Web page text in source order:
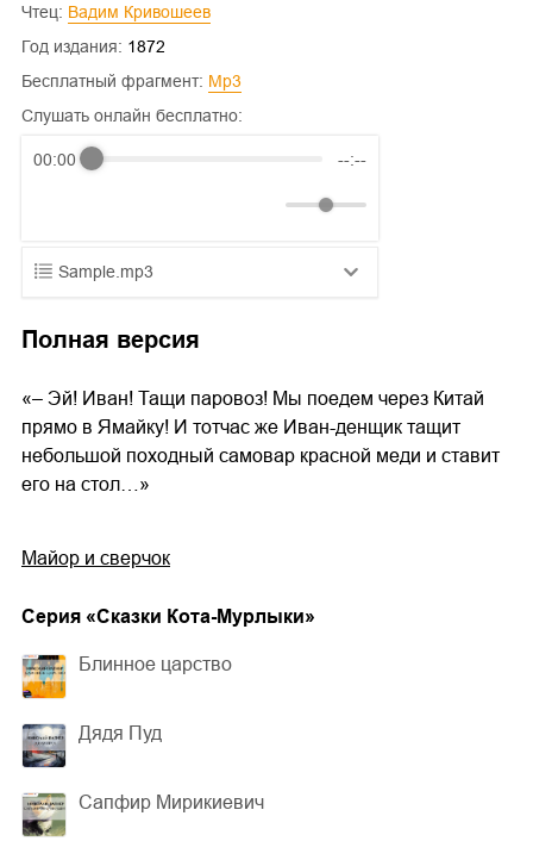
Чтец:
Вадим Кривошеев
Год издания: 1872
Бесплатный фрагмент:
mp3
Слушать онлайн бесплатно:
00:00 --:--
Sample.mp3
03.mp3 14:00
Полная версия
«– Эй! Иван! Тащи паровоз! Мы поедем через Китай
прямо в Ямайку! И тотчас же Иван-денщик тащит
небольшой походный самовар красной меди и ставит
его на стол…»
Майор и сверчок
Cерия «Сказки Кота-Мурлыки»
Блинное царство
Дядя Пуд
Сапфир Мирикиевич